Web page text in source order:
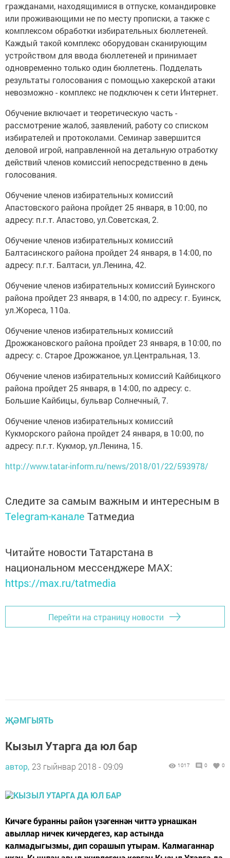
гражданами, находящимися в отпуске, командировке
или проживающими не по месту прописки, а также с
комплексом обработки избирательных бюллетеней.
Каждый такой комплекс оборудован сканирующим
устройством для ввода бюллетеней и принимает
одновременно только один бюллетень. Подделать
результаты голосования с помощью хакерской атаки
невозможно - комплекс не подключен к сети Интернет.
Обучение включает и теоретическую часть -
рассмотрение жалоб, заявлений, работу со списком
избирателей и протоколами. Семинар завершится
деловой игрой, направленной на детальную отработку
действий членов комиссий непосредственно в день
голосования.
Обучение членов избирательных комиссий
Апастовского района пройдет 25 января, в 10:00, по
адресу: п.г.т. Апастово, ул.Советская, 2.
Обучение членов избирательных комиссий
Балтасинского района пройдет 24 января, в 14:00, по
адресу: п.г.т. Балтаси, ул.Ленина, 42.
Обучение членов избирательных комиссий Буинского
района пройдет 23 января, в 14:00, по адресу: г. Буинск,
ул.Жореса, 110а.
Обучение членов избирательных комиссий
Дрожжановского района пройдет 23 января, в 10:00, по
адресу: с. Старое Дрожжаное, ул.Центральная, 13.
Обучение членов избирательных комиссий Кайбицкого
района пройдет 25 января, в 14:00, по адресу: с.
Большие Кайбицы, бульвар Солнечный, 7.
Обучение членов избирательных комиссий
Кукморского района пройдет 24 января, в 10:00, по
адресу: п.г.т. Кукмор, ул.Ленина, 15.
http://www.tatar-inform.ru/news/2018/01/22/593978/
Следите за самым важным и интересным в
Telegram-канале Татмедиа
Читайте новости Татарстана в
национальном мессенджере MАХ:
https://max.ru/tatmedia
Перейти на страницу новости
ҖӘМГЫЯТЬ
Кызыл Утарга да юл бар
автор, 23 гыйнвар 2018 - 09:09 1017 0 0
Кичәге буранны район үзәгеннән читтә урнашкан
авыллар ничек кичердегез, кар астында
калмадыгызмы, дип сорашып утырам. Калмаганнар